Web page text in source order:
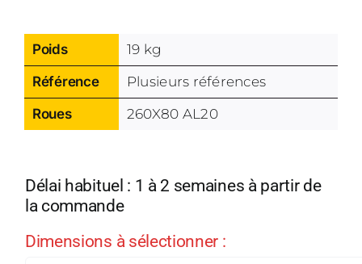
Poids
19 kg
Référence
Plusieurs références
Roues
260X80 AL20
Délai habituel : 1 à 2 semaines à partir de
la commande
Dimensions à sélectionner :